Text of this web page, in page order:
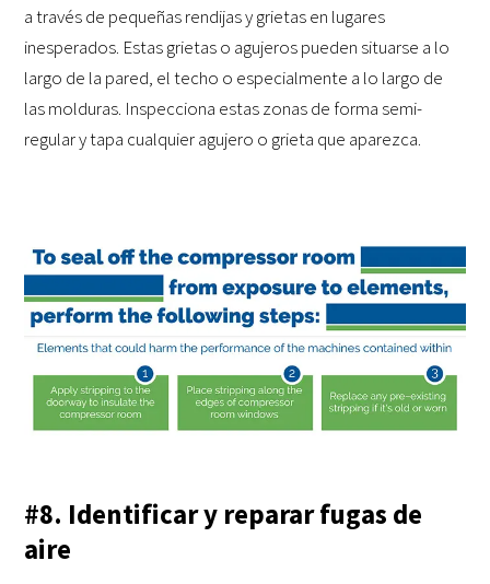
a través de pequeñas rendijas y grietas en lugares
inesperados. Estas grietas o agujeros pueden situarse a lo
largo de la pared, el techo o especialmente a lo largo de
las molduras. Inspecciona estas zonas de forma semi-
regular y tapa cualquier agujero o grieta que aparezca.
#8. Identificar y reparar fugas de
aire